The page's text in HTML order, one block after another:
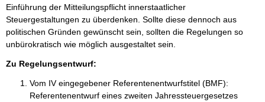
Einführung der Mitteilungspflicht innerstaatlicher
Steuergestaltungen zu überdenken. Sollte diese dennoch aus
politischen Gründen gewünscht sein, sollten die Regelungen so
unbürokratisch wie möglich ausgestaltet sein.
Zu Regelungsentwurf:
Vom IV eingegebener Referentenentwurfstitel (BMF):
Referentenentwurf eines zweiten Jahressteuergesetzes